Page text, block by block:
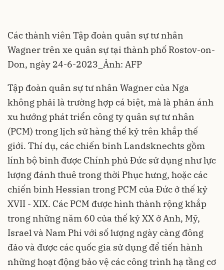
Các thành viên Tập đoàn quân sự tư nhân
Wagner trên xe quân sự tại thành phố Rostov-on-
Don, ngày 24-6-2023_Ảnh: AFP
Tập đoàn quân sự tư nhân Wagner của Nga
không phải là trường hợp cá biệt, mà là phản ánh
xu hướng phát triển công ty quân sự tư nhân
(PCM) trong lịch sử hàng thế kỷ trên khắp thế
giới. Thí dụ, các chiến binh Landsknechts gồm
lính bộ binh được Chính phủ Đức sử dụng như lực
lượng đánh thuê trong thời Phục hưng, hoặc các
chiến binh Hessian trong PCM của Đức ở thế kỷ
XVII - XIX. Các PCM được hình thành rộng khắp
trong những năm 60 của thế kỷ XX ở Anh, Mỹ,
Israel và Nam Phi với số lượng ngày càng đông
đảo và được các quốc gia sử dụng để tiến hành
những hoạt động bảo vệ các công trình hạ tầng cơ